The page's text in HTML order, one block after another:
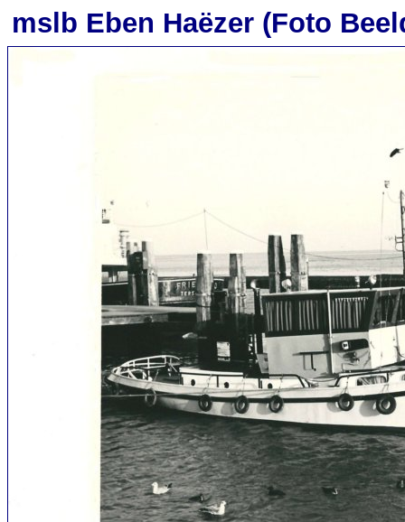
mslb Eben Haëzer (Foto